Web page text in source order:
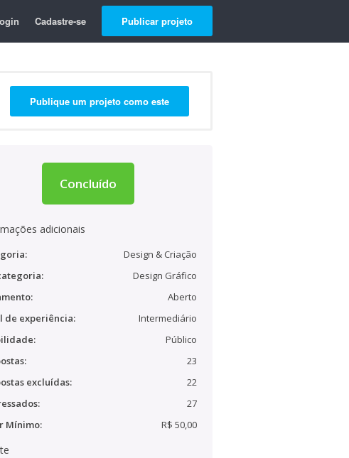
Cadastre-se Publicar projeto
Publique um projeto como este
Concluído
adicionais
Design & Criação
Design Gráfico
Aberto
de experiência:
Intermediário
Público
23
excluídas:
22
27
Mínimo:
R$ 50,00